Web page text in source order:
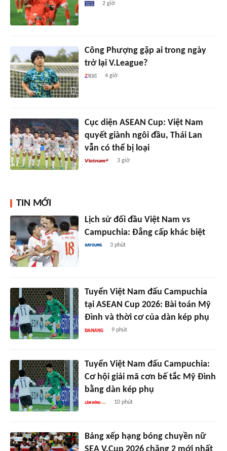
2 giờ
Công Phượng gặp ai trong ngày
trở lại V.League?
4 giờ
Cục diện ASEAN Cup: Việt Nam
quyết giành ngôi đầu, Thái Lan
vẫn có thể bị loại
3 giờ
TIN MỚI
Lịch sử đối đầu Việt Nam vs
Campuchia: Đẳng cấp khác biệt
3 phút
Tuyển Việt Nam đấu Campuchia
tại ASEAN Cup 2026: Bài toán Mỹ
Đình và thời cơ của dàn kép phụ
9 phút
Tuyển Việt Nam đấu Campuchia:
Cơ hội giải mã cơn bế tắc Mỹ Đình
bằng dàn kép phụ
10 phút
Bảng xếp hạng bóng chuyền nữ